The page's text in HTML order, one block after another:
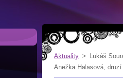
Aktuality >
Lukáš
Anežka Halasová,